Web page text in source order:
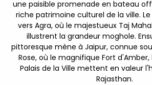
une paisible promenade en bateau
riche patrimoine culturel de la ville.
vers Agra, où le majestueux Taj
illustrent la grandeur moghole.
pittoresque mène à Jaipur, connue
Rose, où le magnifique Fort d'Amber,
Palais de la Ville mettent en valeur
Rajasthan.